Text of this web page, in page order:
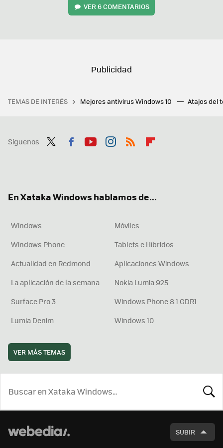
VER 6 COMENTARIOS
TEMAS DE INTERÉS Mejores antivirus Windows 10 Atajos del
Síguenos
En Xataka Windows hablamos de...
Windows
Móviles
Windows Phone
Tablets e Híbridos
Actualidad en Redmond
Aplicaciones Windows
La aplicación de la semana
Nokia Lumia 925
Surface Pro 3
Windows Phone 8.1 GDR1
Lumia Denim
Windows 10
VER MÁS TEMAS
SUBIR